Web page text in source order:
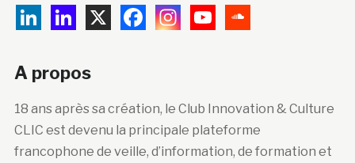
A propos
18 ans après sa création, le Club Innovation & Culture
CLIC est devenu la principale plateforme
francophone de veille, d’information, de formation et